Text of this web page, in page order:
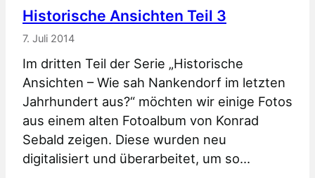
Historische Ansichten Teil 3
7. Juli 2014
Im dritten Teil der Serie „Historische
Ansichten – Wie sah Nankendorf im letzten
Jahrhundert aus?“ möchten wir einige Fotos
aus einem alten Fotoalbum von Konrad
Sebald zeigen. Diese wurden neu
digitalisiert und überarbeitet, um so…